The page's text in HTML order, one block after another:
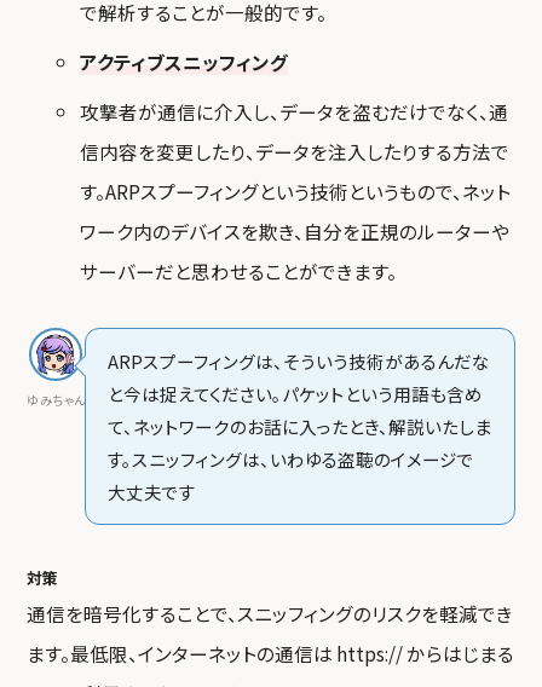
で解析することが一般的です。
アクティブスニッフィング
攻撃者が通信に介入し、データを盗むだけでなく、通
信内容を変更したり、データを注入したりする方法で
す。ARPスプーフィングという技術というもので、ネット
ワーク内のデバイスを欺き、自分を正規のルーターや
サーバーだと思わせることができます。
ゆみちゃん
ARPスプーフィングは、そういう技術があるんだな
と今は捉えてください。パケットという用語も含め
て、ネットワークのお話に入ったとき、解説いたしま
す。スニッフィングは、いわゆる盗聴のイメージで
大丈夫です
対策
通信を暗号化することで、スニッフィングのリスクを軽減でき
ます。最低限、インターネットの通信は https:// からはじまる